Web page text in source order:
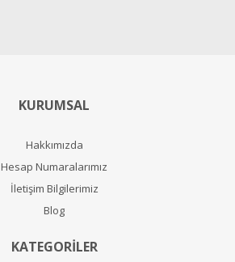
KURUMSAL
Hakkımızda
Hesap Numaralarımız
İletişim Bilgilerimiz
Blog
KATEGORİLER